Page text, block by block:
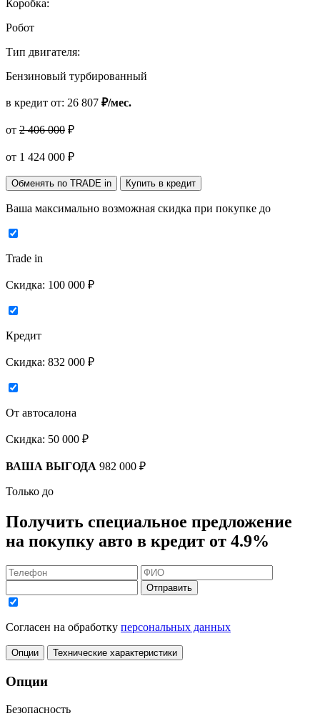
Коробка:
Робот
Тип двигателя:
Бензиновый турбированный
в кредит от: 26 807 ₽/мес.
от 2 406 000 ₽
от 1 424 000 ₽
Обменять по TRADE in Купить в кредит
Ваша максимально возможная скидка при покупке до
Trade in
Скидка: 100 000 ₽
Кредит
Скидка: 832 000 ₽
От автосалона
Скидка: 50 000 ₽
ВАША ВЫГОДА 982 000 ₽
Только до
Получить специальное предложение
на покупку авто в кредит от 4.9%
Отправить
Согласен на обработку персональных данных
Опции Технические характеристики
Опции
Безопасность